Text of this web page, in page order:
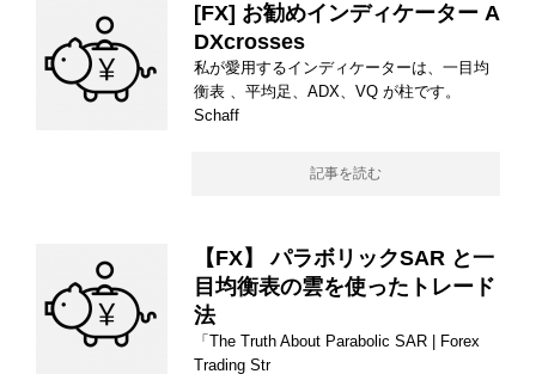
[FX] お勧めインディケーター A
DXcrosses
私が愛用するインディケーターは、一目均
衡表 、平均足、ADX、VQ が柱です。
Schaff
記事を読む
【FX】 パラボリックSAR と一
目均衡表の雲を使ったトレード
法
「The Truth About Parabolic SAR | Forex
Trading Str